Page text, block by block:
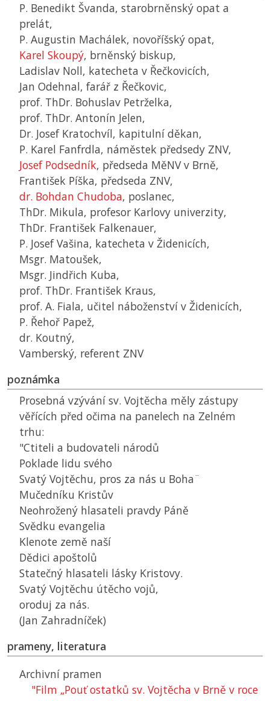
P. Benedikt Švanda, starobrněnský opat a
prelát,
P. Augustin Machálek, novoříšský opat,
Karel Skoupý, brněnský biskup,
Ladislav Noll, katecheta v Řečkovicích,
Jan Odehnal, farář z Řečkovic,
prof. ThDr. Bohuslav Petrželka,
prof. ThDr. Antonín Jelen,
Dr. Josef Kratochvíl, kapitulní děkan,
P. Karel Fanfrdla, náměstek předsedy ZNV,
Josef Podsedník, předseda MěNVv Brně,
František Píška, předseda ZNV,
dr. Bohdan Chudoba, poslanec,
ThDr. Mikula, profesor Karlovy univerzity,
ThDr. František Falkenauer,
P. Josef Vašina, katecheta v Židenicích,
Msgr. Matoušek,
Msgr. Jindřich Kuba,
prof. ThDr. František Kraus,
prof. A. Fiala, učitel náboženství v Židenicích,
P. Řehoř Papež,
dr. Koutný,
Vamberský, referent ZNV
poznámka
Prosebná vzývání sv. Vojtěcha měly zástupy
věřících před očima na panelech na Zelném
trhu:
"Ctiteli a budovateli národů
Poklade lidu svého
Svatý Vojtěchu, pros za nás u Boha¨
Mučedníku Kristův
Neohrožený hlasateli pravdy Páně
Svědku evangelia
Klenote země naší
Dědici apoštolů
Statečný hlasateli lásky Kristovy.
Svatý Vojtěchu útěcho vojů,
oroduj za nás.
(Jan Zahradníček)
prameny, literatura
Archivní pramen
"Film „Pouť ostatků sv. Vojtěcha v Brně v roce